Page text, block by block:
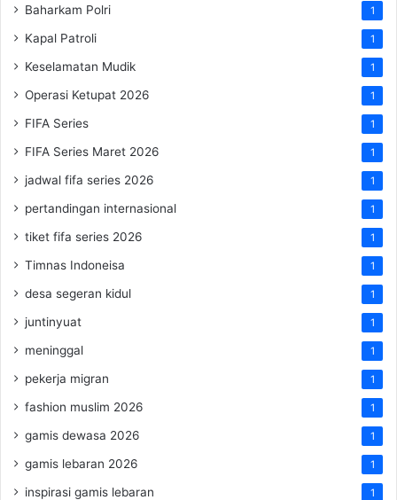
Baharkam Polri 1
Kapal Patroli 1
Keselamatan Mudik 1
Operasi Ketupat 2026 1
FIFA Series 1
FIFA Series Maret 2026 1
jadwal fifa series 2026 1
pertandingan internasional 1
tiket fifa series 2026 1
Timnas Indoneisa 1
desa segeran kidul 1
juntinyuat 1
meninggal 1
pekerja migran 1
fashion muslim 2026 1
gamis dewasa 2026 1
gamis lebaran 2026 1
inspirasi gamis lebaran 1